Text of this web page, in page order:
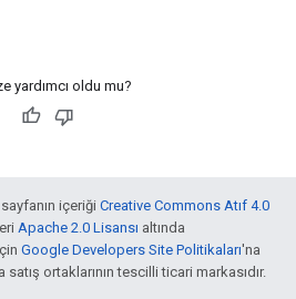
yardımcı oldu mu?
içeriği Creative Commons Atıf 4.0
Apache 2.0 Lisansı altında
Google Developers Site Politikaları'na
ortaklarının tescilli ticari markasıdır.